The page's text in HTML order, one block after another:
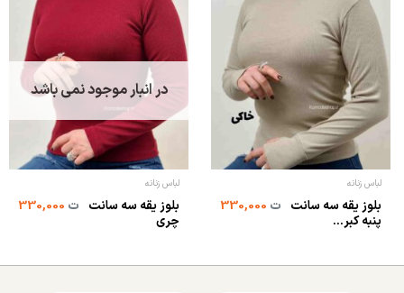
لباس زنانه
بلوز یقه سه سانت
پنبه کبر...
ت330,000
در انبار موجود نمی باشد
لباس زنانه
بلوز یقه سه سانت
چری
ت330,000